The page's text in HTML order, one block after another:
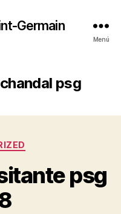
Germain
Menú
psg
psg